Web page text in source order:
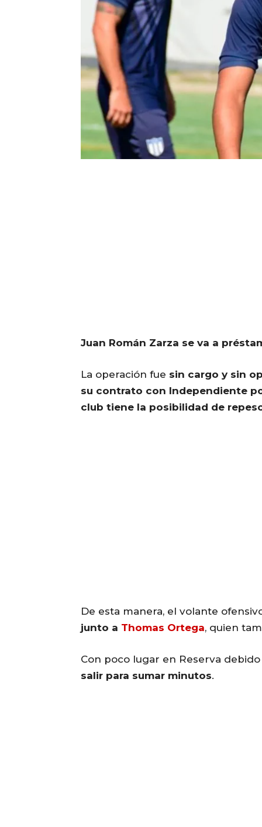
Juan Román Zarza se va a
La operación fue sin cargo y sin
su contrato con Independiente
club tiene la posibilidad de
De esta manera, el volante
junto a Thomas Ortega, quien
Con poco lugar en Reserva
salir para sumar minutos.